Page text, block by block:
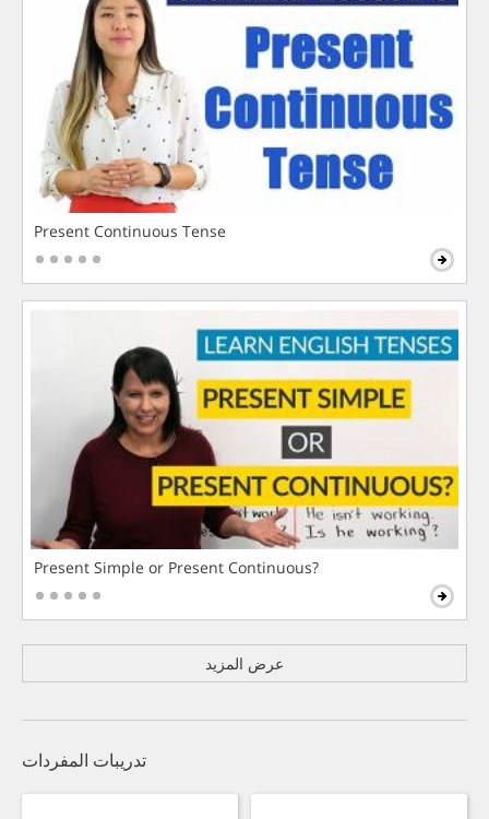
Present Continuous Tense
Present Simple or Present Continuous?
عرض المزيد
تدريبات المفردات